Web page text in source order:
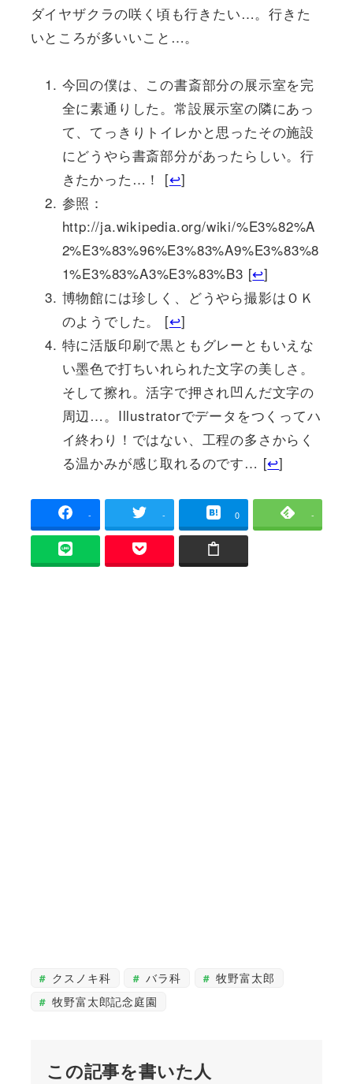
ダイヤザクラの咲く頃も行きたい…。行きた
いところが多いいこと…。
今回の僕は、この書斎部分の展示室を完
全に素通りした。常設展示室の隣にあっ
て、てっきりトイレかと思ったその施設
にどうやら書斎部分があったらしい。行
きたかった…！ [↩]
参照：
http://ja.wikipedia.org/wiki/%E3%82%A
2%E3%83%96%E3%83%A9%E3%83%8
1%E3%83%A3%E3%83%B3 [↩]
博物館には珍しく、どうやら撮影はＯＫ
のようでした。 [↩]
特に活版印刷で黒ともグレーともいえな
い墨色で打ちいれられた文字の美しさ。
そして擦れ。活字で押され凹んだ文字の
周辺…。Illustratorでデータをつくってハ
イ終わり！ではない、工程の多さからく
る温かみが感じ取れるのです… [↩]
- - 0 -
クスノキ科 バラ科
牧野富太郎
牧野富太郎記念庭園
この記事を書いた人